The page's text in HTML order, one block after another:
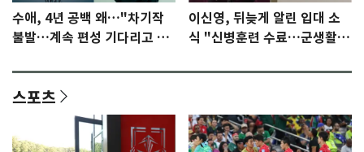
수애, 4년 공백 왜…"차기작
불발…계속 편성 기다리고 있
이신영, 뒤늦게 알린 입대 소
식 "신병훈련 수료…군생활
스포츠